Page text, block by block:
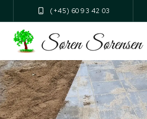
(+45) 60 93 42 03